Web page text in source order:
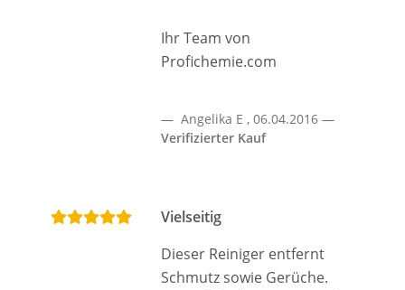
Ihr Team von
Profichemie.com
Angelika E , 06.04.2016
Verifizierter Kauf
Vielseitig
Dieser Reiniger entfernt
Schmutz sowie Gerüche.